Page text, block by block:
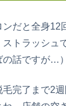
だと全身12
トラッシュ
の話ですが…）
完了まで2